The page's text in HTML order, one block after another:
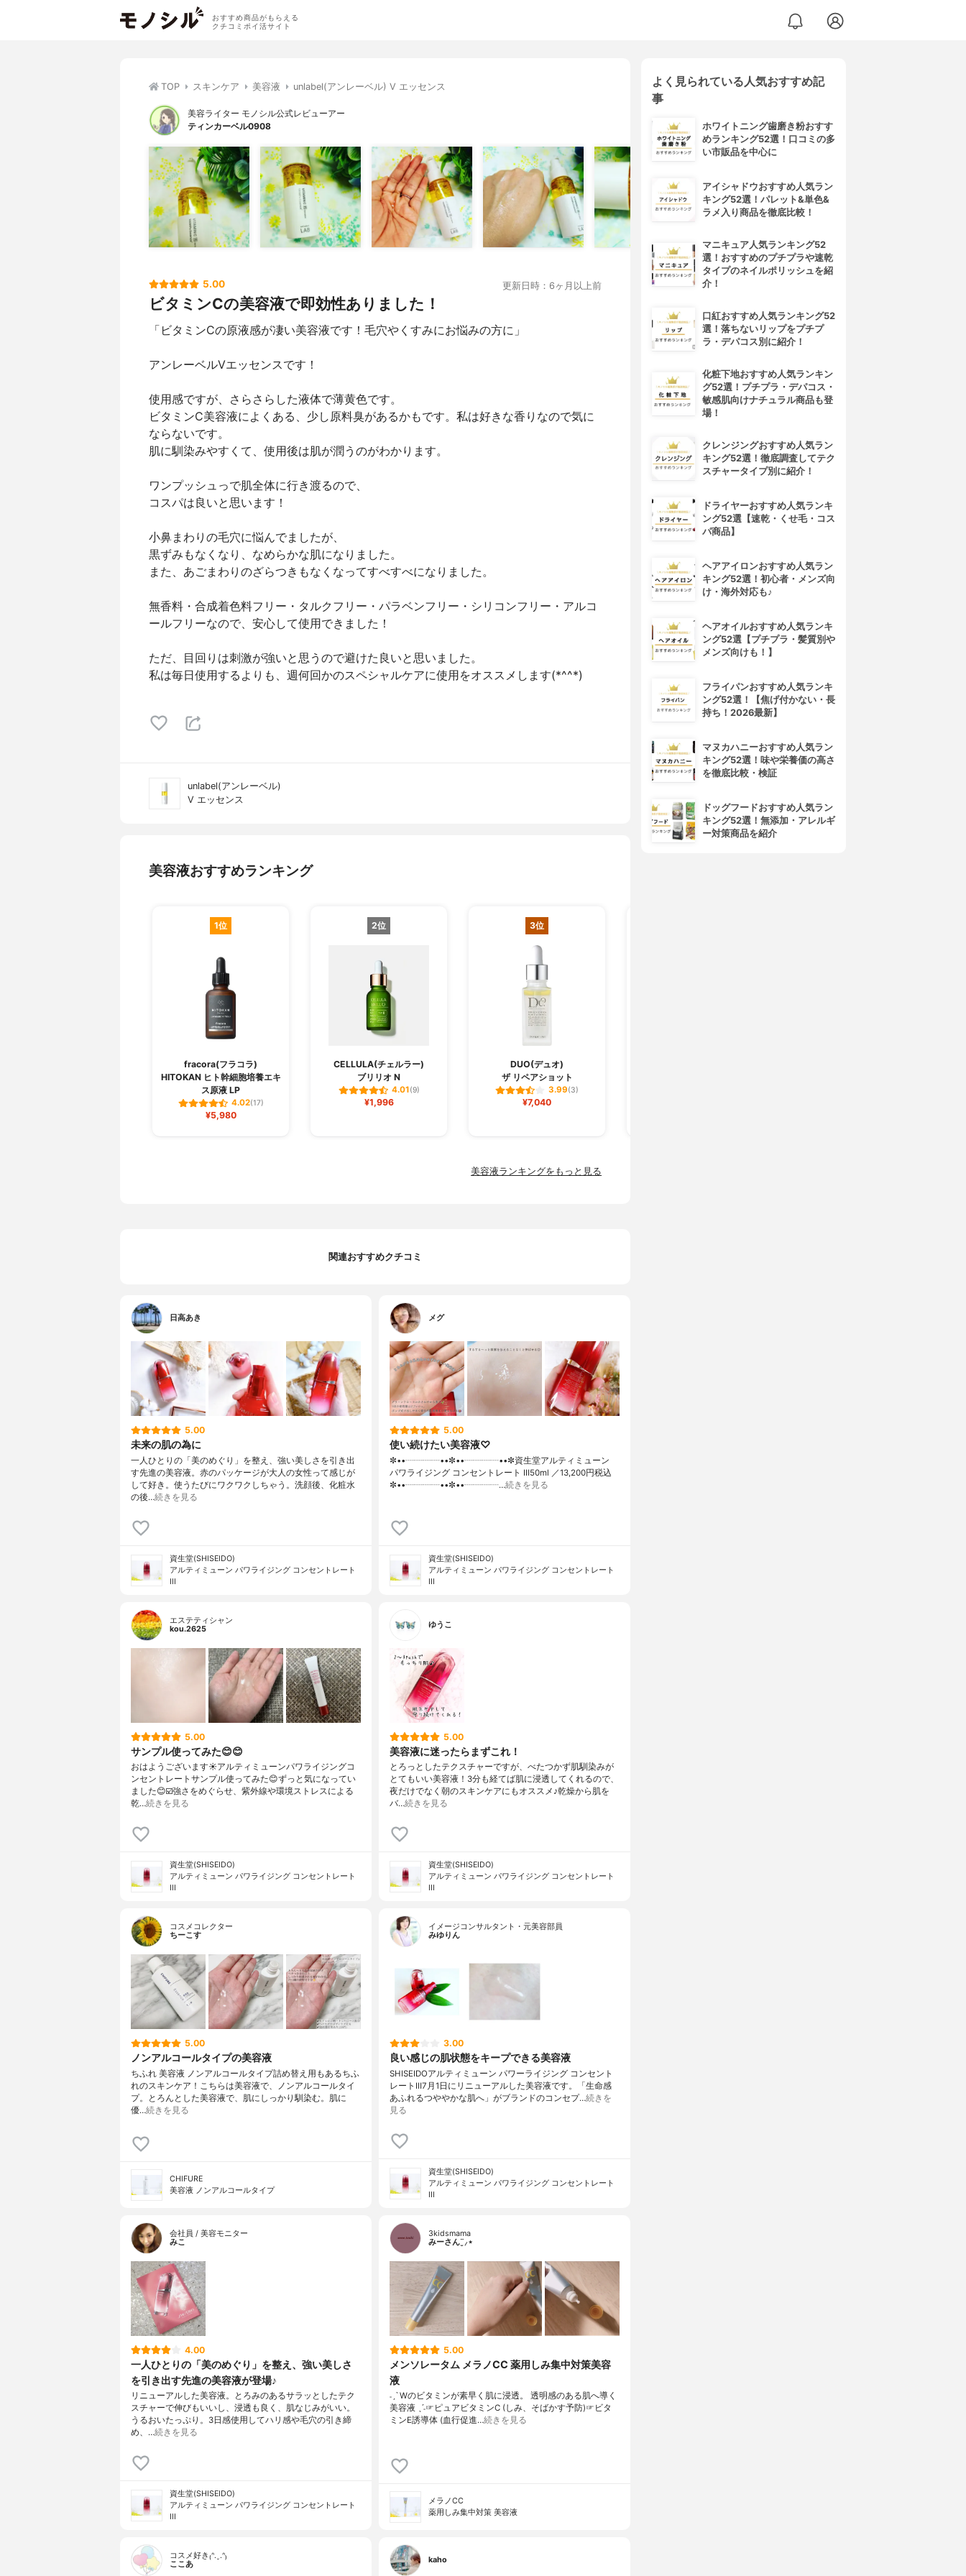
おすすめ商品がもらえる
クチコミポイ活サイト
TOP スキンケア 美容液 unlabel(アンレーベル) V エッセンス
美容ライター モノシル公式レビューアー
ティンカーベル0908
5.00 更新日時：6ヶ月以上前
ビタミンCの美容液で即効性ありました！
「ビタミンCの原液感が凄い美容液です！毛穴やくすみにお悩みの方に」
アンレーベルVエッセンスです！
使用感ですが、さらさらした液体で薄黄色です。
ビタミンC美容液によくある、少し原料臭があるかもです。私は好きな香りなので気に
ならないです。
肌に馴染みやすくて、使用後は肌が潤うのがわかります。
ワンプッシュっで肌全体に行き渡るので、
コスパは良いと思います！
小鼻まわりの毛穴に悩んでましたが、
黒ずみもなくなり、なめらかな肌になりました。
また、あごまわりのざらつきもなくなってすべすべになりました。
無香料・合成着色料フリー・タルクフリー・パラベンフリー・シリコンフリー・アルコ
ールフリーなので、安心して使用できました！
ただ、目回りは刺激が強いと思うので避けた良いと思いました。
私は毎日使用するよりも、週何回かのスペシャルケアに使用をオススメします(*^^*)
unlabel(アンレーベル)
V エッセンス
美容液おすすめランキング
1位
fracora(フラコラ)
HITOKAN ヒト幹細胞培養エキ
ス原液 LP
4.02(17)
¥5,980
2位
CELLULA(チェルラー)
ブリリオ N
4.01(9)
¥1,996
3位
DUO(デュオ)
ザ リペアショット
3.99(3)
¥7,040
美容液ランキングをもっと見る
関連おすすめクチコミ
日高あき
5.00
未来の肌の為に
一人ひとりの「美のめぐり」を整え、強い美しさを引き出
す先進の美容液。赤のパッケージが大人の女性って感じが
して好き。使うたびにワクワクしちゃう。洗顔後、化粧水
の後…続きを見る
資生堂(SHISEIDO)
アルティミューン パワライジング コンセントレート
III
メグ
5.00
使い続けたい美容液♡
✼••┈┈┈┈••✼••┈┈┈┈••✼資生堂アルティミューン
パワライジング コンセントレート Ⅲ50ml ／13,200円税込
✼••┈┈┈┈••✼••┈┈┈┈…続きを見る
資生堂(SHISEIDO)
アルティミューン パワライジング コンセントレート
III
エステティシャン
kou.2625
5.00
サンプル使ってみた😊😊
おはようございます☀アルティミューンパワライジングコ
ンセントレートサンプル使ってみた😊ずっと気になってい
ました😊☑️強さをめぐらせ、紫外線や環境ストレスによる
乾…続きを見る
資生堂(SHISEIDO)
アルティミューン パワライジング コンセントレート
III
ゆうこ
5.00
美容液に迷ったらまずこれ！
とろっとしたテクスチャーですが、べたつかず肌馴染みが
とてもいい美容液！3分も経てば肌に浸透してくれるので、
夜だけでなく朝のスキンケアにもオススメ♪乾燥から肌を
バ…続きを見る
資生堂(SHISEIDO)
アルティミューン パワライジング コンセントレート
III
コスメコレクター
ちーこす
5.00
ノンアルコールタイプの美容液
ちふれ 美容液 ノンアルコールタイプ詰め替え用もあるちふ
れのスキンケア！こちらは美容液で、ノンアルコールタイ
プ。とろんとした美容液で、肌にしっかり馴染む。肌に
優…続きを見る
CHIFURE
美容液 ノンアルコールタイプ
イメージコンサルタント・元美容部員
みゆりん
3.00
良い感じの肌状態をキープできる美容液
SHISEIDOアルティミューン パワーライジング コンセント
レートⅢ7月1日にリニューアルした美容液です。「生命感
あふれるつややかな肌へ」がブランドのコンセプ…続きを
見る
資生堂(SHISEIDO)
アルティミューン パワライジング コンセントレート
III
会社員 / 美容モニター
みこ
4.00
一人ひとりの「美のめぐり」を整え、強い美しさ
を引き出す先進の美容液が登場♪
リニューアルした美容液。とろみのあるサラッとしたテク
スチャーで伸びもいいし、浸透も良く、肌なじみがいい。
うるおいたっぷり。3日感使用してハリ感や毛穴の引き締
め、…続きを見る
資生堂(SHISEIDO)
アルティミューン パワライジング コンセントレート
III
3kidsmama
みーさん¨̮⸝⋆
5.00
メンソレータム メラノCC 薬用しみ集中対策美容
液
˗ˏˋ Wのビタミンが素早く肌に浸透。 透明感のある肌へ導く
美容液 ˎˊ˗☞ピュアビタミンC (しみ、そばかす予防)☞ビタ
ミンE誘導体 (血行促進…続きを見る
メラノCC
薬用しみ集中対策 美容液
コスメ好き₍ᐢ.ˬ.ᐢ₎
ここあ
kaho
よく見られている人気おすすめ記
事
ホワイトニング歯磨き粉おすす
めランキング52選！口コミの多
い市販品を中心に
アイシャドウおすすめ人気ラン
キング52選！パレット&単色&
ラメ入り商品を徹底比較！
マニキュア人気ランキング52
選！おすすめのプチプラや速乾
タイプのネイルポリッシュを紹
介！
口紅おすすめ人気ランキング52
選！落ちないリップをプチプ
ラ・デパコス別に紹介！
化粧下地おすすめ人気ランキン
グ52選！プチプラ・デパコス・
敏感肌向けナチュラル商品も登
場！
クレンジングおすすめ人気ラン
キング52選！徹底調査してテク
スチャータイプ別に紹介！
ドライヤーおすすめ人気ランキ
ング52選【速乾・くせ毛・コス
パ商品】
ヘアアイロンおすすめ人気ラン
キング52選！初心者・メンズ向
け・海外対応も♪
ヘアオイルおすすめ人気ランキ
ング52選【プチプラ・髪質別や
メンズ向けも！】
フライパンおすすめ人気ランキ
ング52選！【焦げ付かない・長
持ち！2026最新】
マヌカハニーおすすめ人気ラン
キング52選！味や栄養価の高さ
を徹底比較・検証
ドッグフードおすすめ人気ラン
キング52選！無添加・アレルギ
ー対策商品を紹介